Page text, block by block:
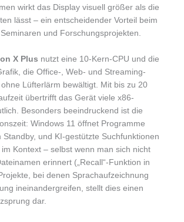
wirkt das Display visuell größer als die
lässt – ein entscheidender Vorteil beim
und Forschungsprojekten.
X Plus nutzt eine 10-Kern-CPU und die
die Office-, Web- und Streaming-
Lüfterlärm bewältigt. Mit bis zu 20
übertrifft das Gerät viele x86-
Besonders beeindruckend ist die
Windows 11 öffnet Programme
Standby, und KI-gestützte Suchfunktionen
Kontext – selbst wenn man sich nicht
erinnert („Recall“-Funktion in
bei denen Sprachaufzeichnung
ineinandergreifen, stellt dies einen
dar.